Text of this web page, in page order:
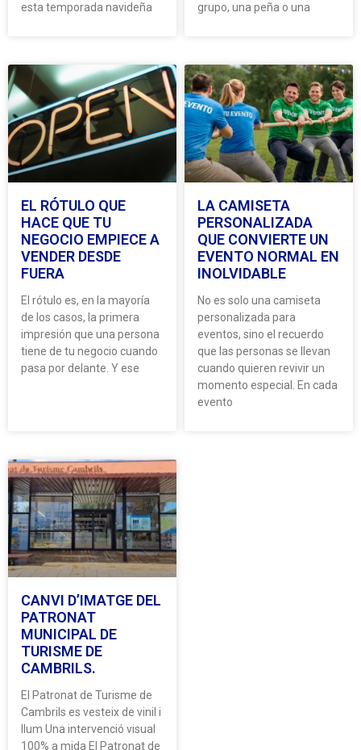
esta temporada navideña
grupo, una peña o una
EL RÓTULO QUE
HACE QUE TU
NEGOCIO EMPIECE A
VENDER DESDE
FUERA
El rótulo es, en la mayoría
de los casos, la primera
impresión que una persona
tiene de tu negocio cuando
pasa por delante. Y ese
LA CAMISETA
PERSONALIZADA
QUE CONVIERTE UN
EVENTO NORMAL EN
INOLVIDABLE
No es solo una camiseta
personalizada para
eventos, sino el recuerdo
que las personas se llevan
cuando quieren revivir un
momento especial. En cada
evento
CANVI D’IMATGE DEL
PATRONAT
MUNICIPAL DE
TURISME DE
CAMBRILS.
El Patronat de Turisme de
Cambrils es vesteix de vinil i
llum Una intervenció visual
100% a mida El Patronat de